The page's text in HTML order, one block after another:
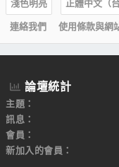
淺色明亮
正體中文（台
連絡我們
使用條款與網
論壇統計
主題
訊息
會員
新加入的會員